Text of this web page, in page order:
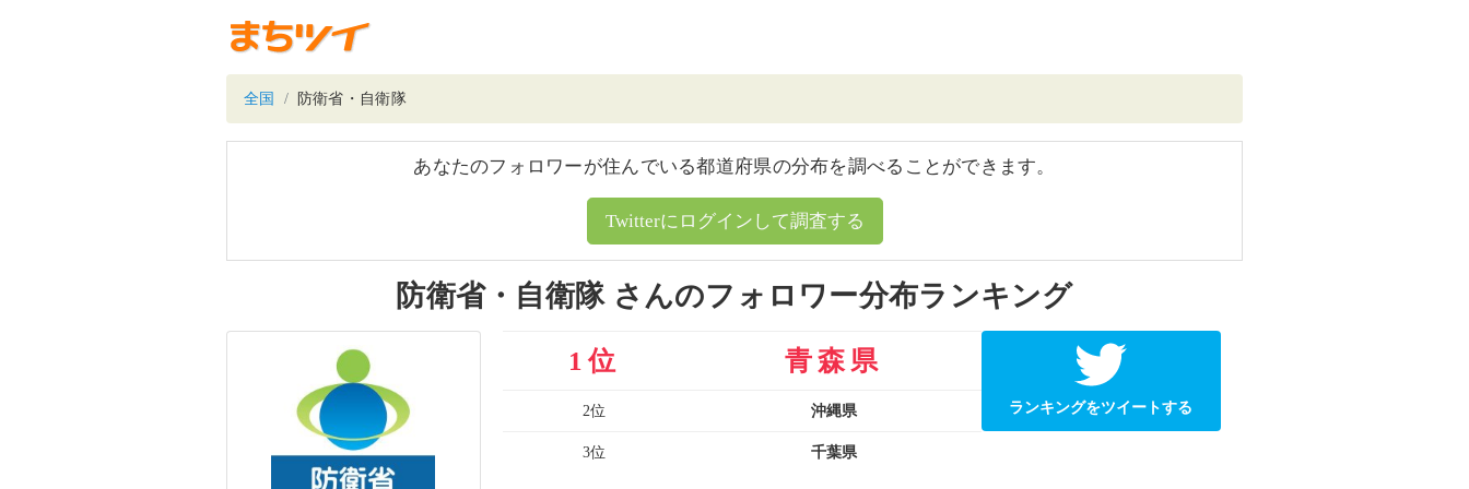
全国 防衛省・自衛隊
あなたのフォロワーが住んでいる都道府県の分布を調べることができます。
Twitterにログインして調査する
防衛省・自衛隊 さんのフォロワー分布ランキング
1位 青森県
2位 沖縄県
3位 千葉県
ランキングをツイートする